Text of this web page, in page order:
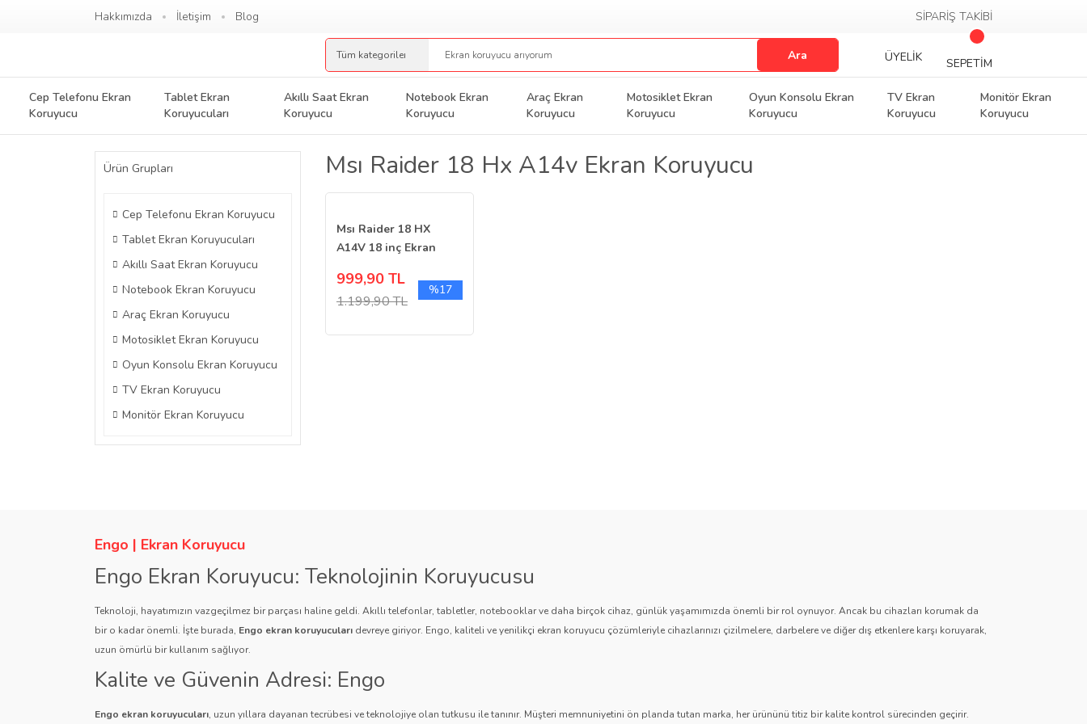
Hakkımızda İletişim Blog SİPARİŞ TAKİBİ
Ara ÜYELİK SEPETİM
Cep Telefonu Ekran
Koruyucu
Tablet Ekran
Koruyucuları
Akıllı Saat Ekran
Koruyucu
Notebook Ekran
Koruyucu
Araç Ekran
Koruyucu
Motosiklet Ekran
Koruyucu
Oyun Konsolu Ekran
Koruyucu
TV Ekran
Koruyucu
Monitör Ekran
Koruyucu
Ürün Grupları
Cep Telefonu Ekran Koruyucu
Tablet Ekran Koruyucuları
Akıllı Saat Ekran Koruyucu
Notebook Ekran Koruyucu
Araç Ekran Koruyucu
Motosiklet Ekran Koruyucu
Oyun Konsolu Ekran Koruyucu
TV Ekran Koruyucu
Monitör Ekran Koruyucu
Msı Raider 18 Hx A14v Ekran Koruyucu
Msı Raider 18 HX
A14V 18 inç Ekran
999,90 TL
1.199,90 TL
%17
Engo | Ekran Koruyucu
Engo Ekran Koruyucu: Teknolojinin Koruyucusu
Teknoloji, hayatımızın vazgeçilmez bir parçası haline geldi. Akıllı telefonlar, tabletler, notebooklar ve daha birçok cihaz, günlük yaşamımızda önemli bir rol oynuyor. Ancak bu cihazları korumak da
bir o kadar önemli. İşte burada, Engo ekran koruyucuları devreye giriyor. Engo, kaliteli ve yenilikçi ekran koruyucu çözümleriyle cihazlarınızı çizilmelere, darbelere ve diğer dış etkenlere karşı koruyarak,
uzun ömürlü bir kullanım sağlıyor.
Kalite ve Güvenin Adresi: Engo
Engo ekran koruyucuları, uzun yıllara dayanan tecrübesi ve teknolojiye olan tutkusu ile tanınır. Müşteri memnuniyetini ön planda tutan marka, her ürününü titiz bir kalite kontrol sürecinden geçirir.